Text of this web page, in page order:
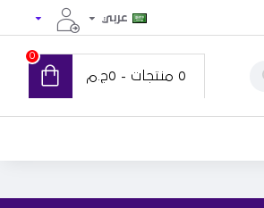
عربي
0 منتجات - 0ج.م
0